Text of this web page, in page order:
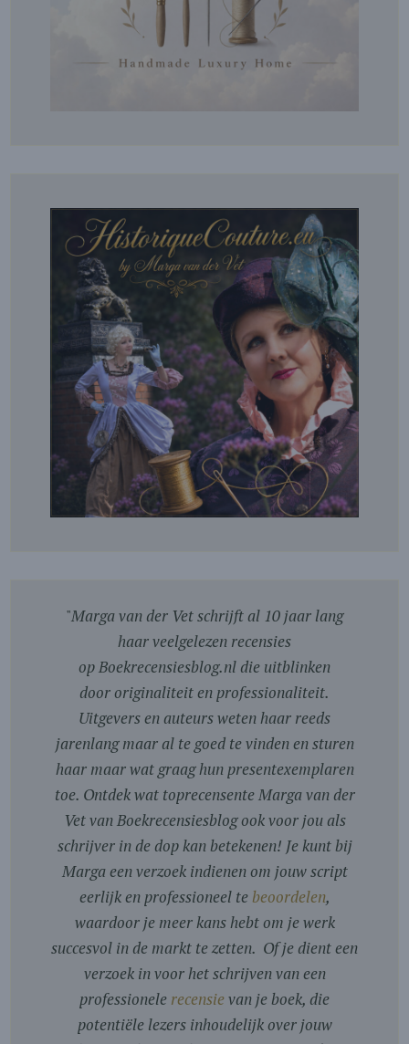
"Marga van der Vet schrijft al 10 jaar lang
haar veelgelezen recensies
op Boekrecensiesblog.nl die uitblinken
door originaliteit en professionaliteit.
Uitgevers en auteurs weten haar reeds
jarenlang maar al te goed te vinden en sturen
haar maar wat graag hun presentexemplaren
toe. Ontdek wat toprecensente Marga van der
Vet van Boekrecensiesblog ook voor jou als
schrijver in de dop kan betekenen! Je kunt bij
Marga een verzoek indienen om jouw script
eerlijk en professioneel te beoordelen,
waardoor je meer kans hebt om je werk
succesvol in de markt te zetten. Of je dient een
verzoek in voor het schrijven van een
professionele recensievan je boek, die
potentiële lezers inhoudelijk over jouw